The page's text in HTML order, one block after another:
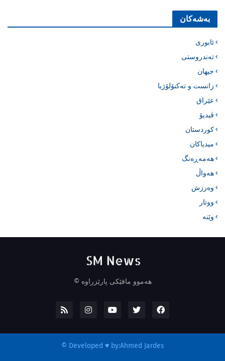
بەشەکان
ئابوری
تەندروستی
جیهان
زانست و تەکنۆلۆژیا
عێراق
ڤیدیۆ
کوردستان
میدیاکان
هەمەڕەنگ
هەواڵ
وەرزش
ووتار
وێنە
هەموو مافێکی پارێزراوە ©
Developed ♥ by:Ahmed Jardes
©